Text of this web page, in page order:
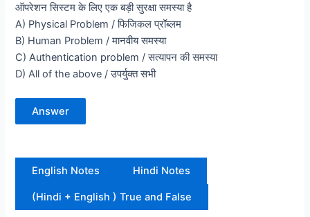
ऑपरेशन सिस्टम के लिए एक बड़ी सुरक्षा समस्या है
A) Physical Problem / फिजिकल प्रॉब्लम
B) Human Problem / मानवीय समस्या
C) Authentication problem / सत्यापन की समस्या
D) All of the above / उपर्युक्त सभी
Answer
English Notes Hindi Notes
(Hindi + English ) True and False